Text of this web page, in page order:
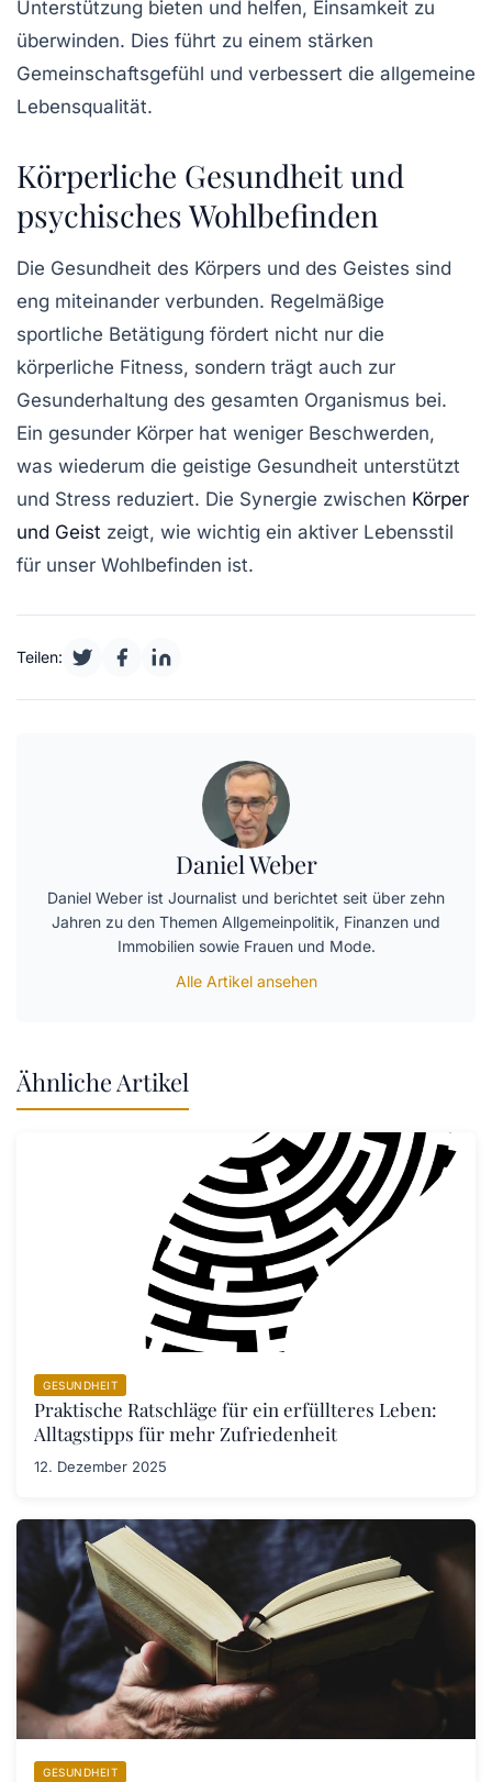
Unterstützung bieten und helfen, Einsamkeit zu
überwinden. Dies führt zu einem stärken
Gemeinschaftsgefühl und verbessert die allgemeine
Lebensqualität.
Körperliche Gesundheit und
psychisches Wohlbefinden
Die Gesundheit des Körpers und des Geistes sind
eng miteinander verbunden. Regelmäßige
sportliche Betätigung fördert nicht nur die
körperliche Fitness, sondern trägt auch zur
Gesunderhaltung des gesamten Organismus bei.
Ein gesunder Körper hat weniger Beschwerden,
was wiederum die geistige Gesundheit unterstützt
und Stress reduziert. Die Synergie zwischen Körper
und Geist zeigt, wie wichtig ein aktiver Lebensstil
für unser Wohlbefinden ist.
Teilen:
Daniel Weber
Daniel Weber ist Journalist und berichtet seit über zehn
Jahren zu den Themen Allgemeinpolitik, Finanzen und
Immobilien sowie Frauen und Mode.
Alle Artikel ansehen
Ähnliche Artikel
GESUNDHEIT
Praktische Ratschläge für ein erfüllteres Leben:
Alltagstipps für mehr Zufriedenheit
12. Dezember 2025
GESUNDHEIT